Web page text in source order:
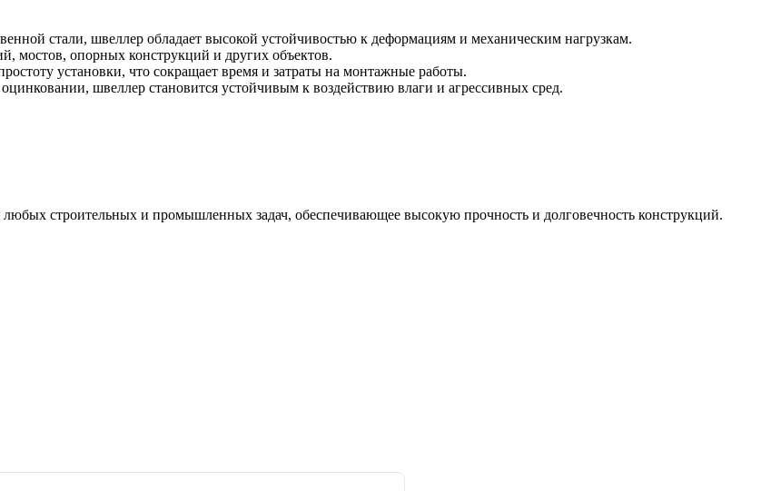
стали, швеллер обладает высокой устойчивостью к деформациям и механическим нагрузкам.
мостов, опорных конструкций и других объектов.
установки, что сокращает время и затраты на монтажные работы.
швеллер становится устойчивым к воздействию влаги и агрессивных сред.
строительных и промышленных задач, обеспечивающее высокую прочность и долговечность конструкций.